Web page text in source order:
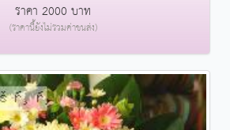
ราคา 2000 บาท
(ราคานี้ยังไม่รวมค่าขนส่ง)